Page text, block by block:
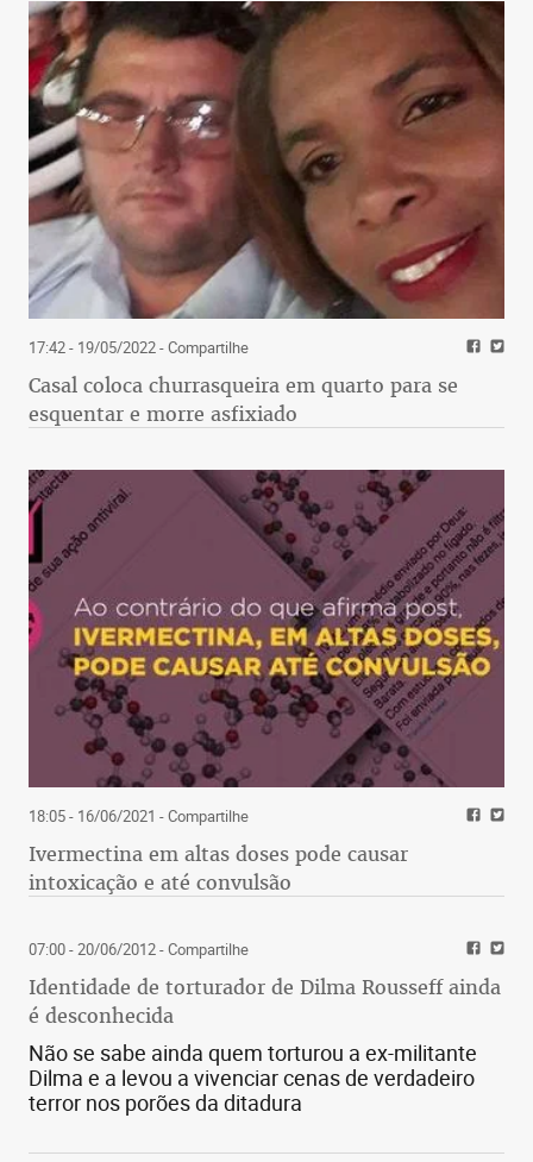
17:42 - 19/05/2022- Compartilhe
Casal coloca churrasqueira em quarto para se
esquentar e morre asfixiado
18:05 - 16/06/2021 - Compartilhe
Ivermectina em altas doses pode causar
intoxicação e até convulsão
07:00 - 20/06/2012- Compartilhe
Identidade de torturador de Dilma Rousseff ainda
é desconhecida
Não se sabe ainda quem torturou a ex-militante
Dilma e a levou a vivenciar cenas de verdadeiro
terror nos porões da ditadura